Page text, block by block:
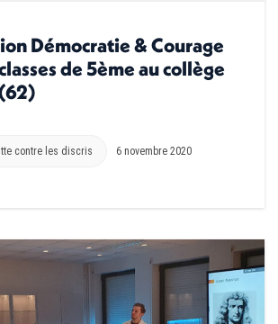
Démocratie & Courage
de 5ème au collège
contre les discris 6 novembre 2020